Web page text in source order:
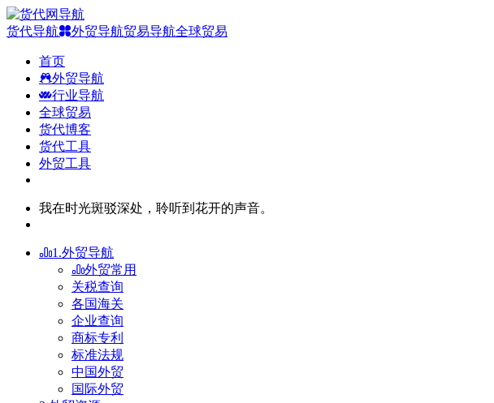
货代导航 外贸导航贸易导航全球贸易
首页
外贸导航
行业导航
全球贸易
货代博客
货代工具
外贸工具
我在时光斑驳深处，聆听到花开的声音。
1.外贸导航
外贸常用
关税查询
各国海关
企业查询
商标专利
标准法规
中国外贸
国际外贸